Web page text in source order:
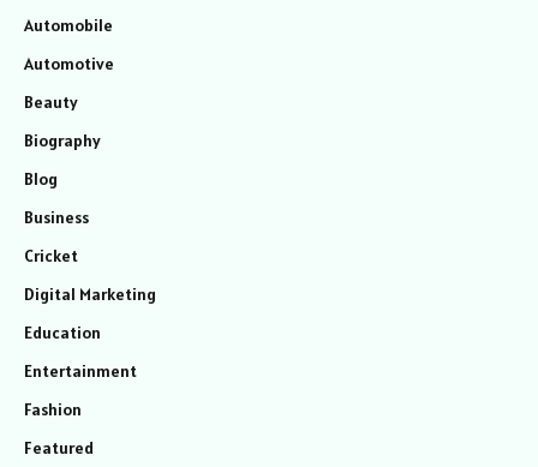
Automobile
Automotive
Beauty
Biography
Blog
Business
Cricket
Digital Marketing
Education
Entertainment
Fashion
Featured